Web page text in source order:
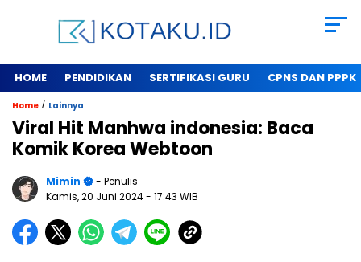
HOME PENDIDIKAN SERTIFIKASI GURU CPNS DAN PPPK
Home / Lainnya
Viral Hit Manhwa indonesia: Baca
Komik Korea Webtoon
Mimin
- Penulis
Kamis, 20 Juni 2024- 17:43 WIB